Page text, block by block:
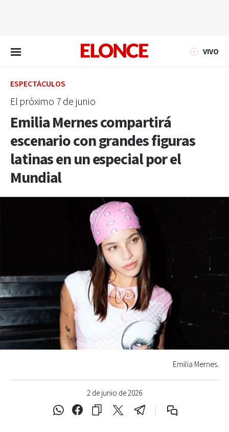
VIVO
ESPECTÁCULOS
El próximo 7 de junio
Emilia Mernes compartirá
escenario con grandes figuras
latinas en un especial por el
Mundial
2 de junio de 2026
Emilia Mernes.